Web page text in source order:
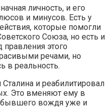
личность, и его
и минусов. Есть у
которые помогли
Союза, но есть и
правления этого
речами, но
в реальность.
и реабилитировал
Это вменяют ему в
бывшего вождя уже и